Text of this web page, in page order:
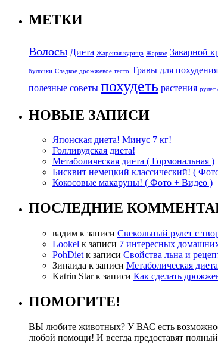
МЕТКИ
Волосы Диета Жареная курица Жаркое Заварной
булочки Сладкое дрожжевое тесто Травы для похудения
полезные советы похудеть растения рулет
НОВЫЕ ЗАПИСИ
Японская диета! Минус 7 кг!
Голливудская диета!
Метаболическая диета ( Гормональная )
Бисквит немецкий классический! (
Кокосовые макаруны! ( Фото + Видео )
ПОСЛЕДНИЕ
вадим к записи Свекольный рулет с
Lookel к записи 7 интересных
PohDiet к записи Свойства льна и
Зинаида к записи Метаболическая
Katrin Starк записи Как сделать
ПОМОГИТЕ!
ВЫ любите животных? У ВАС есть
любой помощи! И всегда предоставят